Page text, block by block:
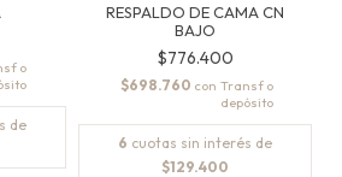
de
RESPALDO DE CAMA CN
BAJO
$776.400
$698.760 con
6 cuotas sin interés de
$129.400